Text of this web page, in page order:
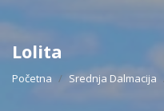
Lolita
Početna Srednja Dalmacija